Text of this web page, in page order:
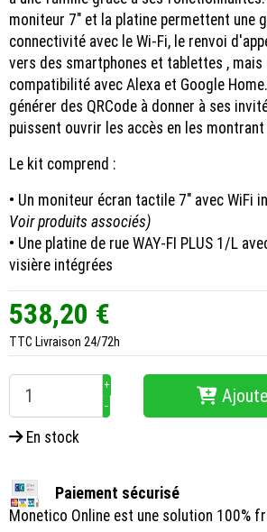
moniteur 7" et la platine permettent une
connectivité avec le Wi-Fi, le renvoi
vers des smartphones et tablettes , mais
compatibilité avec Alexa et Google
générer des QRCode à donner à ses
puissent ouvrir les accès en les
Le kit comprend :
• Un moniteur écran tactile 7" avec WiFi
Voir produits associés)
• Une platine de rue WAY-FI PLUS 1/L
visière intégrées
538,20 €
TTC Livraison 24/72h
+
−
En stock
Paiement sécurisé
Monetico Online est une solution 100%